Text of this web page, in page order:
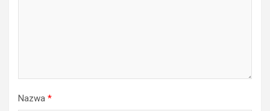
Nazwa *